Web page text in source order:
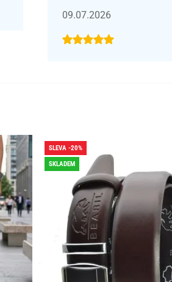
09.07.2026
SLEVA -20%
SKLADEM